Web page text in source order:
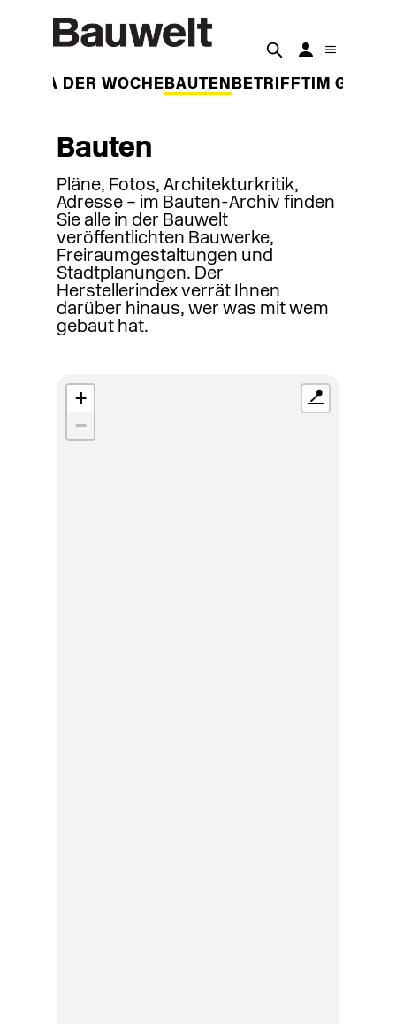
THEMA DER WOCHE BAUTEN BETRIFFT IM
Bauten
Pläne, Fotos, Architekturkritik,
Adresse – im Bauten-Archiv finden
Sie alle in der Bauwelt
veröffentlichten Bauwerke,
Freiraumgestaltungen und
Stadtplanungen. Der
Herstellerindex verrät Ihnen
darüber hinaus, wer was mit wem
gebaut hat.
+
−
📍